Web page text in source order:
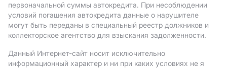
первоначальной суммы автокредита. При несоблюдении
условий погашения автокредита данные о нарушителе
могут быть переданы в специальный реестр должников и
коллекторское агентство для взыскания задолженности.
Данный Интернет-сайт носит исключительно
информационный характер и ни при каких условиях не я